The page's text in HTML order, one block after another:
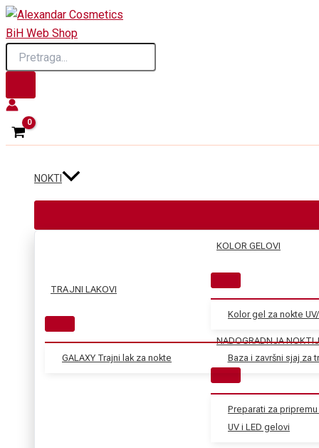
Skip
to
content
Products
search
NOKTI
TRAJNI LAKOVI
GALAXY Trajni lak za nokte Baza i završni sjaj za
KOLOR GELOVI
Kolor gel za nokte
NADOGRADNJA
Preparati za pripremu
UV i LED gelovi